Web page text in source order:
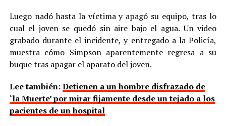
Luego nadó hasta la víctima y apagó su equipo, tras lo
cual el joven se quedó sin aire bajo el agua. Un video
grabado durante el incidente, y entregado a la Policía,
muestra cómo Simpson aparentemente regresa a su
buque tras apagar el aparato del joven.
Lee también:Detienen a un hombre disfrazado de
‘la Muerte’ por mirar fijamente desde un tejado a los
pacientes de un hospital